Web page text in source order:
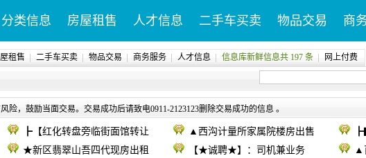
分类信息 房屋租售 人才信息 二手车买卖 物品交易 商
租售 二手车买卖 物品交易 商务服务 人才信息 信息库新鲜信息共 197 条 网上付费
险，鼓励当面交易。交易成功后请致电0911-2123123删除交易成功的信息 。
┣【红化转盘旁临街面馆转让 ▲西沟计量所家属院楼房出售
★新区翡翠山吾四代现房出租 【★诚聘★】：司机兼业务
▲